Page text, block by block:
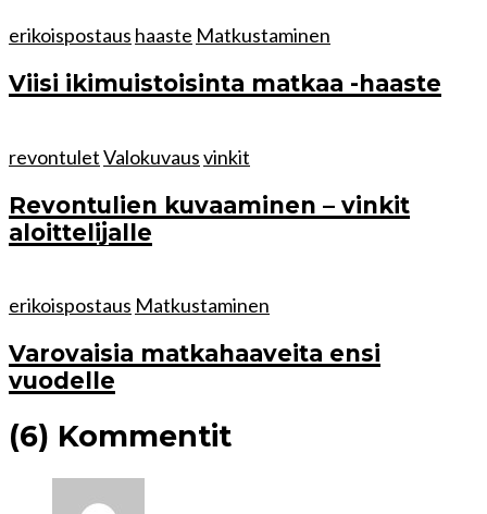
erikoispostaus haaste Matkustaminen
Viisi ikimuistoisinta matkaa -haaste
revontuletValokuvausvinkit
Revontulien kuvaaminen – vinkit
aloittelijalle
erikoispostaus Matkustaminen
Varovaisia matkahaaveita ensi
vuodelle
(6) Kommentit